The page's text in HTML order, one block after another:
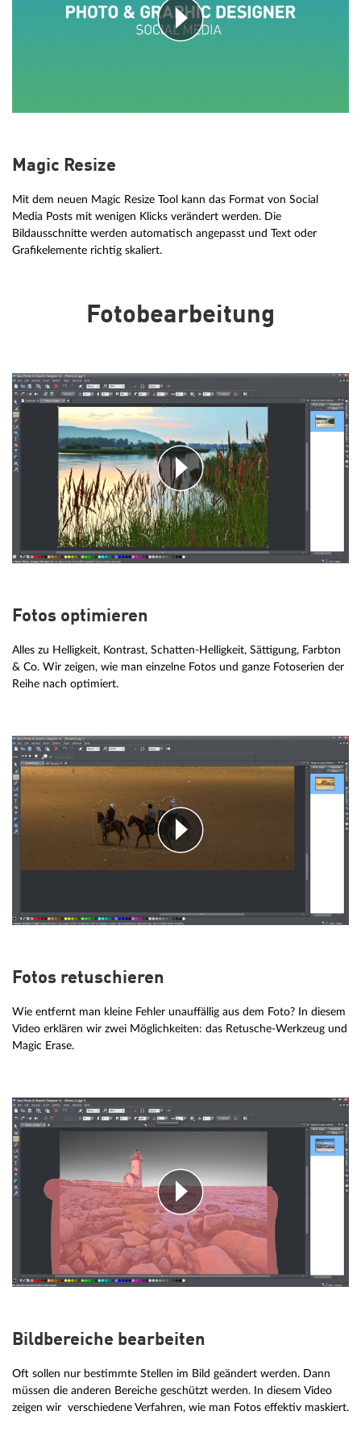
Magic Resize
Mit dem neuen Magic Resize Tool kann das Format von Social
Media Posts mit wenigen Klicks verändert werden. Die
Bildausschnitte werden automatisch angepasst und Text oder
Grafikelemente richtig skaliert.
Fotobearbeitung
Fotos optimieren
Alles zu Helligkeit, Kontrast, Schatten-Helligkeit, Sättigung, Farbton
& Co. Wir zeigen, wie man einzelne Fotos und ganze Fotoserien der
Reihe nach optimiert.
Fotos retuschieren
Wie entfernt man kleine Fehler unauffällig aus dem Foto? In diesem
Video erklären wir zwei Möglichkeiten: das Retusche-Werkzeug und
Magic Erase.
Bildbereiche bearbeiten
Oft sollen nur bestimmte Stellen im Bild geändert werden. Dann
müssen die anderen Bereiche geschützt werden. In diesem Video
zeigen wir verschiedene Verfahren, wie man Fotos effektiv maskiert.